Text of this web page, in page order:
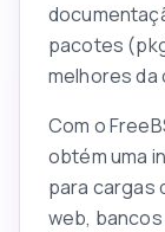
pacotes
melhores da
Com o
obtém uma
para cargas
web, bancos